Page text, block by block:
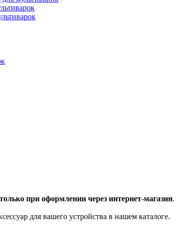
только при оформлении через интернет-магазин.
для вашего устройства в нашем каталоге.